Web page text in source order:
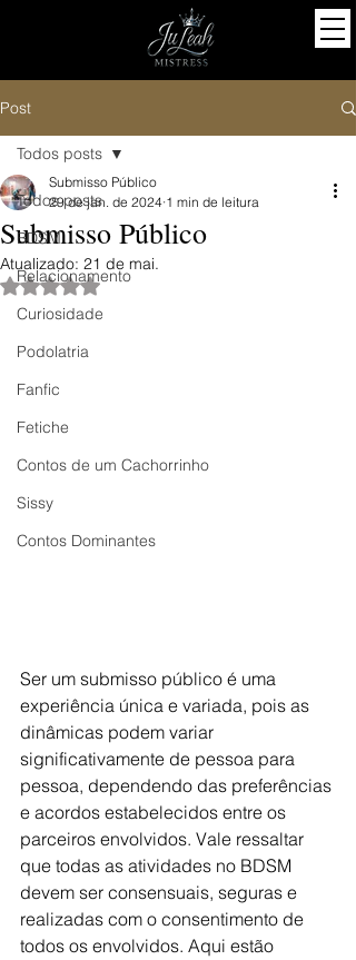
Post
Todos posts
BDSM
Relacionamento
Curiosidade
Podolatria
Fanfic
Fetiche
Contos de um Cachorrinho
Sissy
Contos Dominantes
Todos posts
Submisso Público
Submisso Público
29 de jan. de 2024 1 min de leitura
Atualizado: 21 de mai.
Avaliado com NaN de 5 estrelas.
Ser um submisso público é uma
experiência única e variada, pois as
dinâmicas podem variar
significativamente de pessoa para
pessoa, dependendo das preferências
e acordos estabelecidos entre os
parceiros envolvidos. Vale ressaltar
que todas as atividades no BDSM
devem ser consensuais, seguras e
realizadas com o consentimento de
todos os envolvidos. Aqui estão